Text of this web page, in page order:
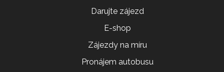
Darujte zájezd
E-shop
Zájezdy na míru
Pronájem autobusu